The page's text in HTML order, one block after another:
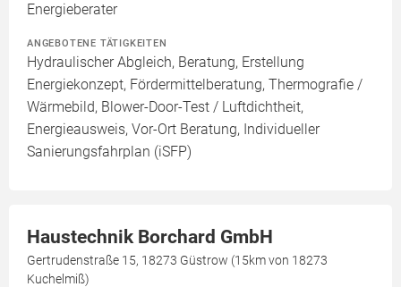
Energieberater
ANGEBOTENE TÄTIGKEITEN
Hydraulischer Abgleich, Beratung, Erstellung
Energiekonzept, Fördermittelberatung, Thermografie /
Wärmebild, Blower-Door-Test / Luftdichtheit,
Energieausweis, Vor-Ort Beratung, Individueller
Sanierungsfahrplan (iSFP)
Haustechnik Borchard GmbH
Gertrudenstraße 15, 18273 Güstrow (15km von 18273
Kuchelmiß)